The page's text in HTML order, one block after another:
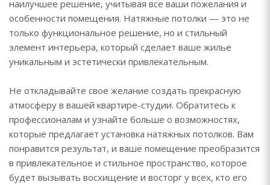
наилучшее решение, учитывая все ваши пожелания и
особенности помещения. Натяжные потолки — это не
только функциональное решение, но и стильный
элемент интерьера, который сделает ваше жилье
уникальным и эстетически привлекательным.
Не откладывайте свое желание создать прекрасную
атмосферу в вашей квартире-студии. Обратитесь к
профессионалам и узнайте больше о возможностях,
которые предлагает установка натяжных потолков. Вам
понравится результат, и ваше помещение преобразится
в привлекательное и стильное пространство, которое
будет вызывать восхищение и восторг у всех, кто его